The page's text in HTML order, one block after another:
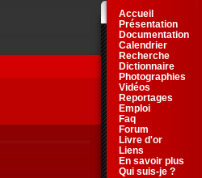
Accueil
Présentation
Documentation
Calendrier
Recherche
Dictionnaire
Photographies
Vidéos
Reportages
Emploi
Faq
Forum
Livre d'or
Liens
En savoir plus
Qui suis-je ?